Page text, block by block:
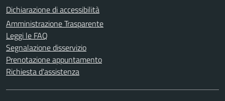
Dichiarazione di accessibilità
Amministrazione Trasparente
Leggi le FAQ
Segnalazione disservizio
Prenotazione appuntamento
Richiesta d'assistenza